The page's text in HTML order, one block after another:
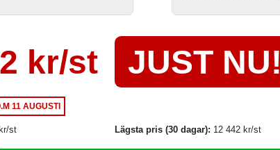
kr/st JUST NU!
11 AUGUSTI
st Lägsta pris (30 dagar): 12 442 kr/st